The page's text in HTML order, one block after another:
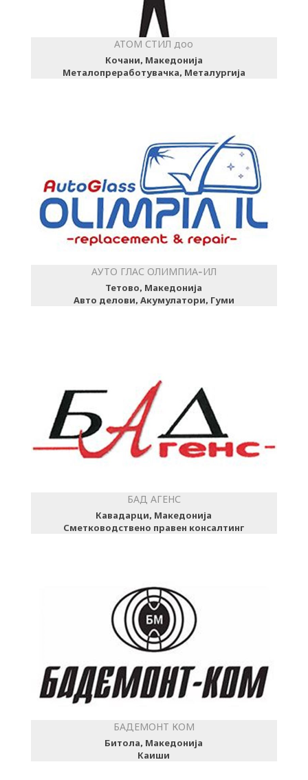
АТОМ СТИЛ доо
Кочани, Македонија
Металопреработувачка, Металургија
АУТО ГЛАС ОЛИМПИА-ИЛ
Тетово, Македонија
Авто делови, Акумулатори, Гуми
БАД АГЕНС
Кавадарци, Македонија
Сметководствено правен консалтинг
БАДЕМОНТ КОМ
Битола, Македонија
Каиши